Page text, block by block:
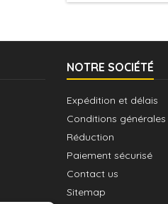
NOTRE SOCIÉTÉ
Expédition et délais
Conditions
Réduction
Paiement sécurisé
Contact us
Sitemap